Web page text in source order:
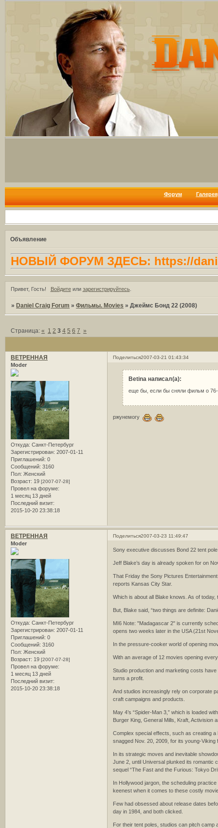
Форум Галерея
Объявление
НОВЫЙ ФОРУМ ЗДЕСЬ: https://
Привет, Гость! Войдитеили зарегистрируйтесь.
»Daniel Craig Forum »Фильмы. Movies »Джеймс Бонд 22 (2008)
Страница:« 1 2 3 4 5 6 7 »
Поделиться2007-03-21 01:43:34
ВЕТРЕННАЯ
Moder
Откуда: Санкт-Петербург
Зарегистрирован: 2007-01-11
Приглашений: 0
Сообщений: 3160
Пол: Женский
Возраст: 19 [2007-07-28]
Провел на форуме:
1 месяц 13 дней
Последний визит:
2015-10-20 23:38:18
Betina написал(а):
еще бы, если бы сняли фильм о
ржунемогу
Поделиться2007-03-23 11:49:47
ВЕТРЕННАЯ
Moder
Откуда: Санкт-Петербург
Зарегистрирован: 2007-01-11
Приглашений: 0
Сообщений: 3160
Пол: Женский
Возраст: 19 [2007-07-28]
Провел на форуме:
1 месяц 13 дней
Последний визит:
2015-10-20 23:38:18
Sony executive discusses Bond 22 tent
Jeff Blake’s day is already spoken for on
That Friday the Sony Pictures
reports Kansas City Star.
Which is about all Blake knows. As of today,
But, Blake said, “two things are definite:
MI6 Note: "Madagascar 2" is currently
opens two weeks later in the USA (21st
In the pressure-cooker world of opening
With an average of 12 movies opening
Studio production and marketing costs
turns a profit.
And studios increasingly rely on corporate
craft campaigns and products.
May 4’s “Spider-Man 3,” which is loaded
Burger King, General Mills, Kraft, Activision
Complex special effects, such as creating a
snagged Nov. 20, 2009, for its young-Viking
In its strategic moves and inevitable
June 2, until Universal plunked its romantic
sequel “The Fast and the Furious: Tokyo
In Hollywood jargon, the scheduling
keenest when it comes to these costly
Few had obsessed about release dates
day in 1984, and both clicked.
For their tent poles, studios can pitch camp